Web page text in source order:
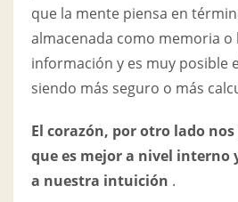
que la mente piensa en
almacenada como memoria o
información y es muy posible
siendo más seguro o más
El corazón, por otro lado
que es mejor a nivel interno
a nuestra intuición .